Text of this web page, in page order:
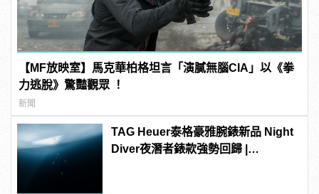
【MF放映室】馬克華柏格坦言「演膩無腦CIA」以《拳
力逃脫》驚豔觀眾 ！
新聞
TAG Heuer泰格豪雅腕錶新品 Night
Diver夜潛者錶款強勢回歸 |